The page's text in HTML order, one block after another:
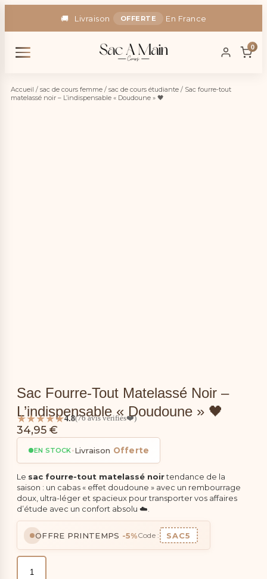
🚚 Livraison OFFERTE En France
-5% Code : SAC5 0
Accueil / sac de cours femme / sac de cours étudiante / Sac fourre-tout
matelassé noir – L’indispensable « Doudoune » 🖤
Sac Fourre-Tout Matelassé Noir –
L’indispensable « Doudoune » 🖤
★★★★★4.8(76 avis vérifiés❤️)
34,95 €
EN STOCK•Livraison Offerte
Le sac fourre-tout matelassé noirtendance de la
saison : un cabas « effet doudoune » avec un rembourrage
doux, ultra-léger et spacieux pour transporter vos affaires
d’étude avec un confort absolu ☁️.
OFFRE PRINTEMPS -5%Code : SAC5